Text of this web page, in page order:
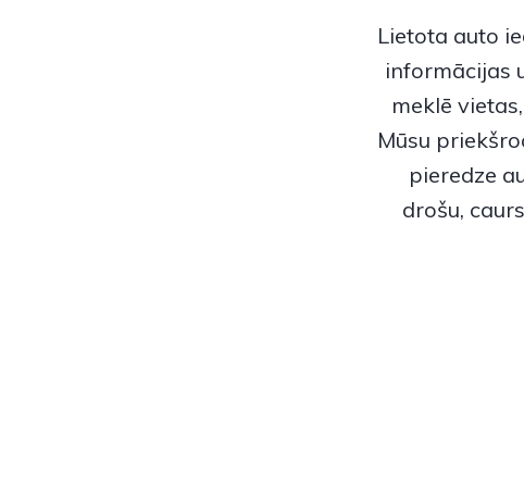
Lietota auto
informācijas
meklē
Mūsu
pieredze
drošu,